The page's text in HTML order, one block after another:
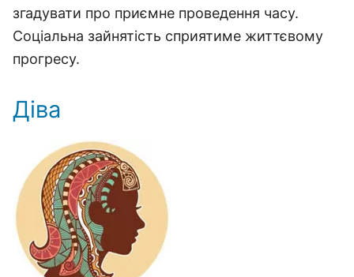
згадувати про приємне проведення часу.
Соціальна зайнятість сприятиме життєвому
прогресу.
Діва